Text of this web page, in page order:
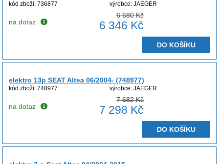
kód zboží: 736877 výrobce: JAEGER
na dotaz
6 680 Kč
6 346 Kč
DO KOŠÍKU
elektro 13p SEAT Altea 06/2004- (748977)
kód zboží: 748977 výrobce: JAEGER
na dotaz
7 682 Kč
7 298 Kč
DO KOŠÍKU